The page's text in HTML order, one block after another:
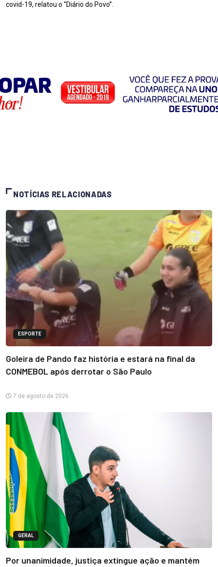
covid-19, relatou o “Diário do Povo”.
NOTÍCIAS RELACIONADAS
ESPORTE
Goleira de Pando faz história e estará na final da
CONMEBOL após derrotar o São Paulo
7 de agosto de 2026
GERAL
Por unanimidade, justiça extingue ação e mantém